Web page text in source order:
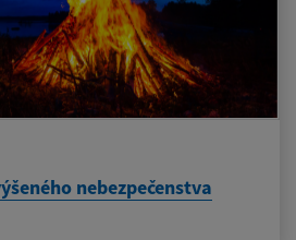
nebezpečenstva